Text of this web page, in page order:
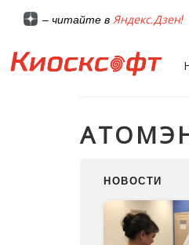
– читайте в Яндекс.Дзен!
НОВОСТИ